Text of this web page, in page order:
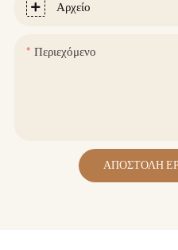
Αρχείο
Περιεχόμενο
ΑΠΟΣΤΟΛΉ